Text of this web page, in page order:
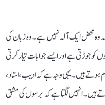
محض ایک آلہ نہیں ہے۔ وہ زبان کی
جوڑتی ہے اور ایسے جوابات تیار کرتی
ہوتے ہیں۔ یہی وجہ ہے کہ ادیب، استاد،
ہیں۔ انہیں لگتا ہے کہ برسوں کی مشق